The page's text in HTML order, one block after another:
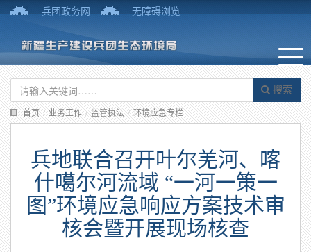
兵团政务网 无障碍浏览
搜索
首页 / 业务工作 / 监管执法 / 环境应急专栏
兵地联合召开叶尔羌河、喀
什噶尔河流域 “一河一策一
图”环境应急响应方案技术审
核会暨开展现场核查